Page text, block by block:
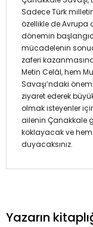
Sadece Türk
özellikle de Avrupa
dönemin
mücadelenin
zaferi
Metin Celâl, hem
Savaşı’ndaki
ziyaret ederek
olmak isteyenler
ailenin Çanakkale
koklayacak ve
duyacaksınız.
Yazarın